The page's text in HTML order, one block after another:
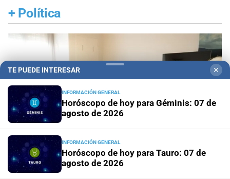
+ Política
TE PUEDE INTERESAR ✕
INFORMACIÓN GENERAL
Horóscopo de hoy para Géminis: 07 de
agosto de 2026
INFORMACIÓN GENERAL
Horóscopo de hoy para Tauro: 07 de
agosto de 2026